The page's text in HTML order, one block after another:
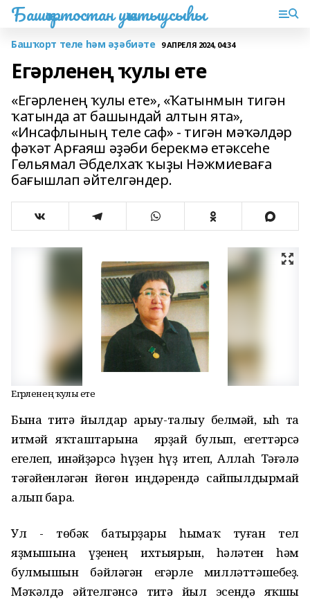
Башҡортостан уҡытыусыһы
Башҡорт теле һәм әҙәбиәте 9 АПРЕЛЯ 2024, 04:34
Егәрленең ҡулы ете
«Егәрленең ҡулы ете», «Ҡатынмын тигән
ҡатында ат башындай алтын ята»,
«Инсафлының теле саф» - тигән мәҡәлдәр
фәҡәт Арғаяш әҙәби берекмә етәксеһе
Гөльямал Әбделхаҡ ҡыҙы Нәжмиеваға
бағышлап әйтелгәндер.
Егәрленең ҡулы ете
Бына тиҫтә йылдар арыу-талыу белмәй, ыһ та
итмәй яҡташтарына ярҙай булып, егеттәрсә
егелеп, инәйҙәрсә һүҙен һүҙ итеп, Аллаһ Тәғәлә
тәғәйенләгән йөгөн иңдәрендә сайпылдырмай
алып бара.
Ул - төбәк батырҙары һымаҡ туған тел
яҙмышына үҙенең ихтыярын, һәләтен һәм
булмышын бәйләгән егәрле милләттәшебеҙ.
Мәҡәлдә әйтелгәнсә тиҫтә йыл эсендә яҡшы